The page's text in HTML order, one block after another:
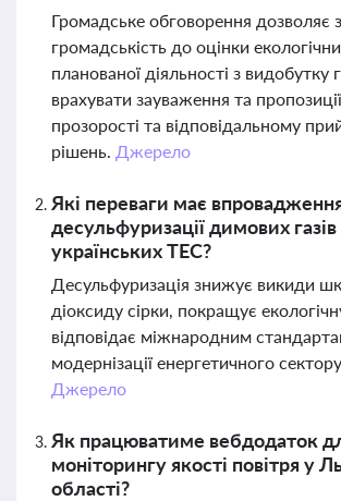
Громадське обговорення дозволяє
громадськість до оцінки
планованої діяльності з видобутку
врахувати зауваження та
прозорості та відповідальному
рішень. Джерело
Які переваги має
десульфуризації димових газів
українських ТЕС?
Десульфуризація знижує викиди
діоксиду сірки, покращує
відповідає міжнародним
модернізації енергетичного
Джерело
Як працюватиме вебдодаток
моніторингу якості повітря у
області?